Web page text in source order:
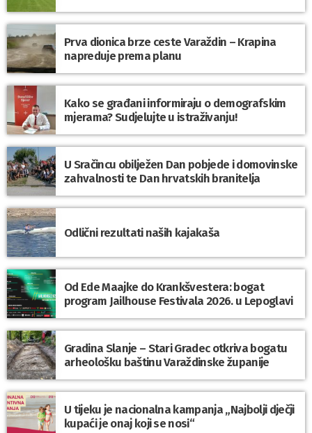
Prva dionica brze ceste Varaždin – Krapina
napreduje prema planu
Kako se građani informiraju o demografskim
mjerama? Sudjelujte u istraživanju!
U Sračincu obilježen Dan pobjede i domovinske
zahvalnosti te Dan hrvatskih branitelja
Odlični rezultati naših kajakaša
Od Ede Maajke do Krankšvestera: bogat
program Jailhouse Festivala 2026. u Lepoglavi
Gradina Slanje – Stari Gradec otkriva bogatu
arheološku baštinu Varaždinske županije
U tijeku je nacionalna kampanja „Najbolji dječji
kupaći je onaj koji se nosi“